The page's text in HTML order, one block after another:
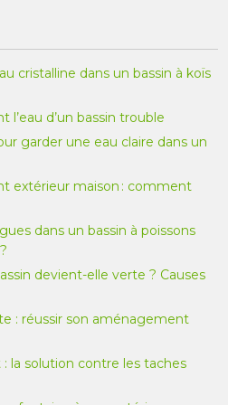
cristalline dans un bassin à koïs
l’eau d’un bassin trouble
garder une eau claire dans un
extérieur maison : comment
dans un bassin à poissons
devient-elle verte ? Causes
: réussir son aménagement
la solution contre les taches